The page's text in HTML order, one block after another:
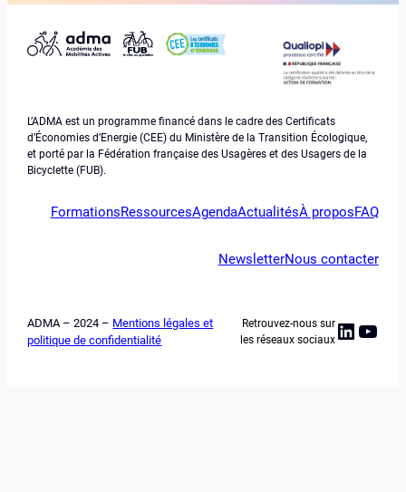
L’ADMA est un programme financé dans le cadre des Certificats
d’Économies d’Energie (CEE) du Ministère de la Transition Écologique,
et porté par la Fédération française des Usagères et des Usagers de la
Bicyclette (FUB).
FormationsRessourcesAgendaActualitésÀ proposFAQ
NewsletterNous contacter
ADMA – 2024 – Mentions légales et
politique de confidentialité
Retrouvez-nous sur
les réseaux sociaux